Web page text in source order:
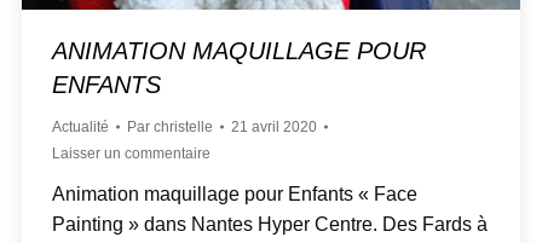
ANIMATION MAQUILLAGE POUR
ENFANTS
Actualité Par christelle
21 avril 2020
Laisser un commentaire
Animation maquillage pour Enfants « Face
Painting » dans Nantes Hyper Centre. Des Fards à